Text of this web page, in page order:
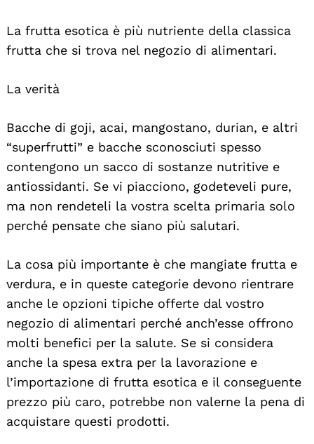
La frutta esotica è più nutriente della classica
frutta che si trova nel negozio di alimentari.
La verità
Bacche di goji, acai, mangostano, durian, e altri
“superfrutti” e bacche sconosciuti spesso
contengono un sacco di sostanze nutritive e
antiossidanti. Se vi piacciono, godeteveli pure,
ma non rendeteli la vostra scelta primaria solo
perché pensate che siano più salutari.
La cosa più importante è che mangiate frutta e
verdura, e in queste categorie devono rientrare
anche le opzioni tipiche offerte dal vostro
negozio di alimentari perché anch’esse offrono
molti benefici per la salute. Se si considera
anche la spesa extra per la lavorazione e
l’importazione di frutta esotica e il conseguente
prezzo più caro, potrebbe non valerne la pena di
acquistare questi prodotti.